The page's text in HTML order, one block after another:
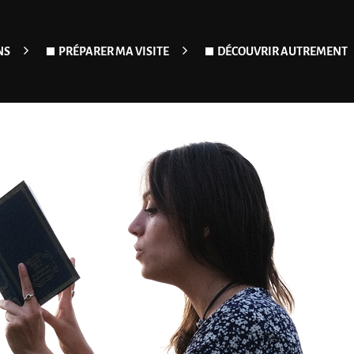
PRÉPARER MA VISITE DÉCOUVRIR AUTREMENT